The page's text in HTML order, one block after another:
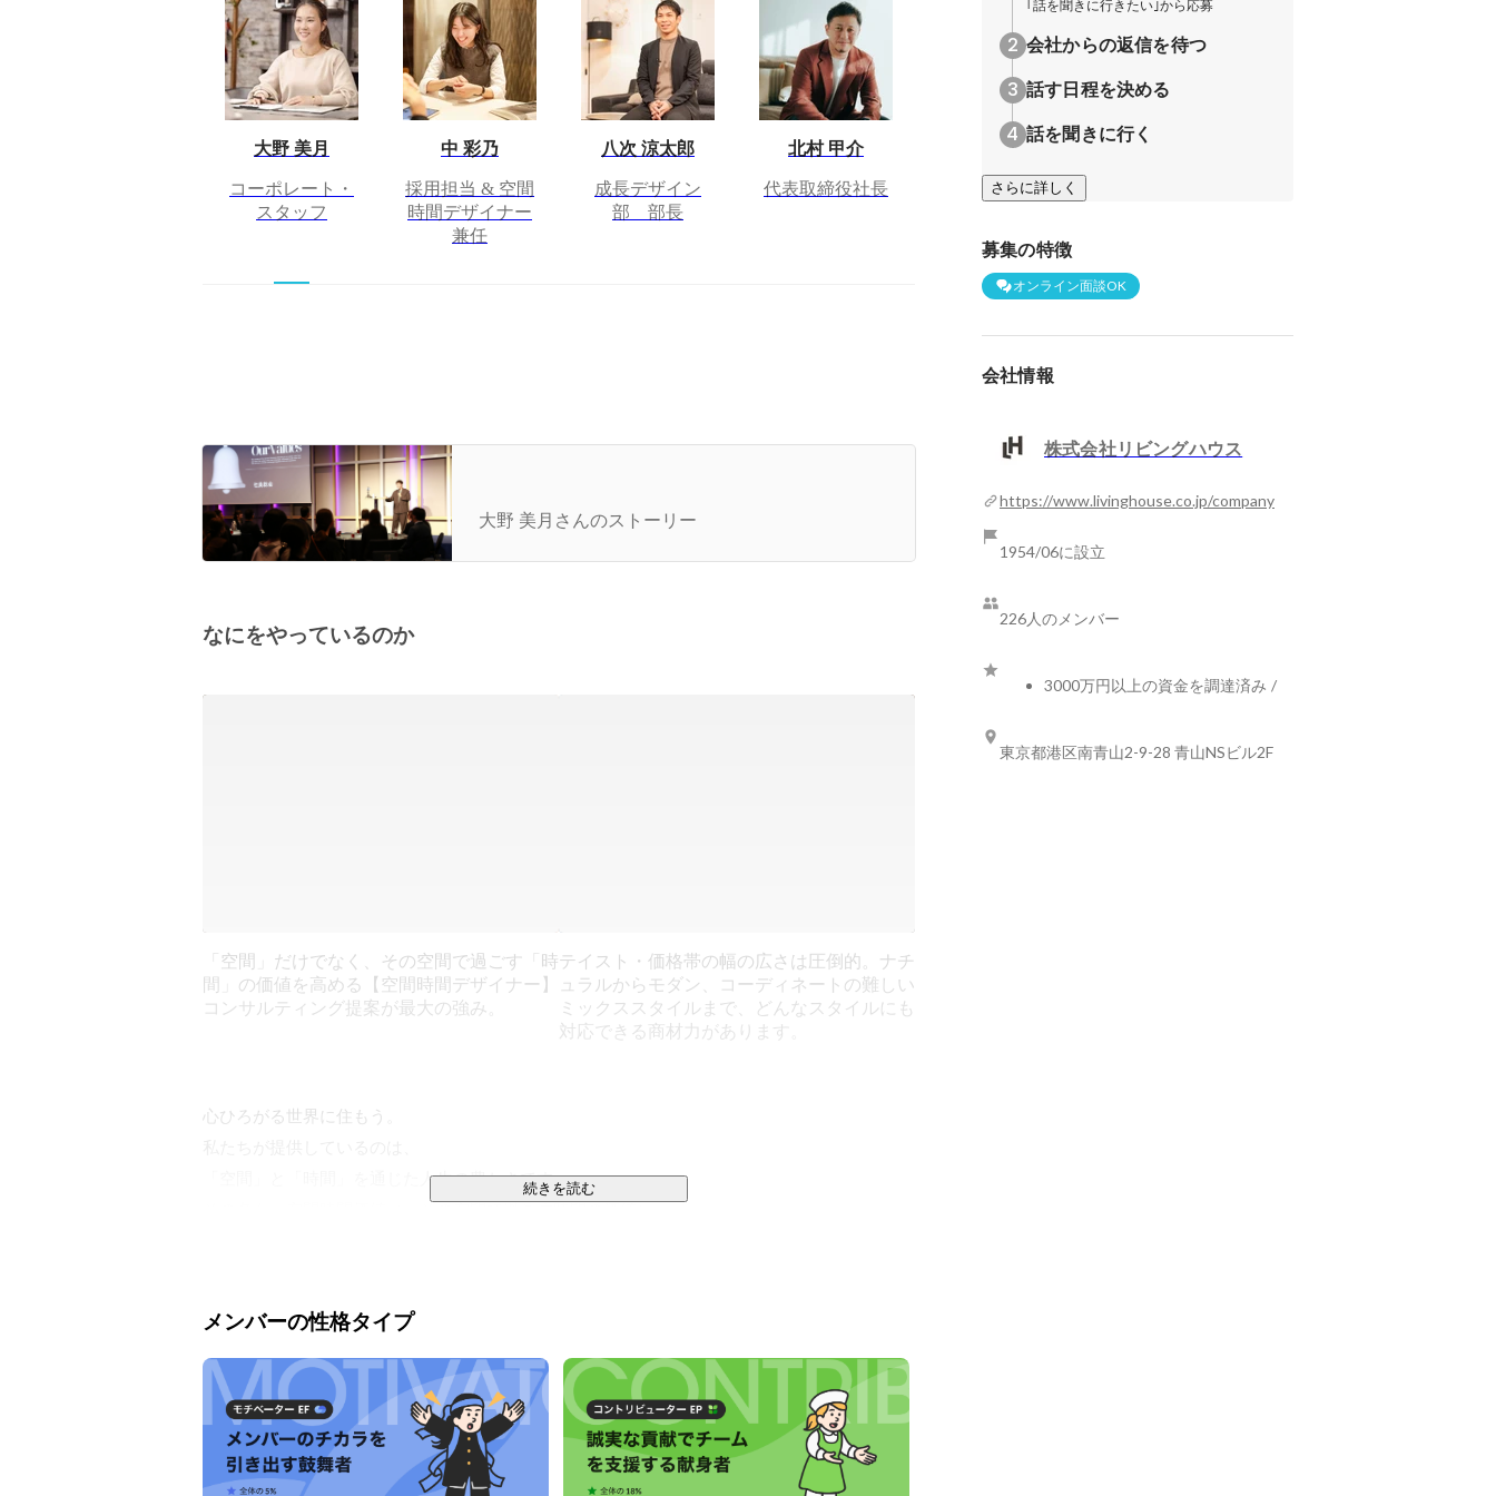
大野 美月
コーポレート・
スタッフ
中 彩乃
採用担当 & 空間
時間デザイナー
兼任
八次 涼太郎
成長デザイン
部 部長
北村 甲介
代表取締役社長
大野 美月さんのストーリー
なにをやっているのか
「空間」だけでなく、その空間で過ごす「時
間」の価値を高める【空間時間デザイナー】
コンサルティング提案が最大の強み。
テイスト・価格帯の幅の広さは圧倒的。ナチ
ュラルからモダン、コーディネートの難しい
ミックススタイルまで、どんなスタイルにも
対応できる商材力があります。
心ひろがる世界に住もう。
「空間」と「時間」を通じた人生の豊かさです。
その名も、空間時間価値（＝その空間で過ごす時間の価値）。
「なんだか、新しい自分に出会えた気がする」
そんな感覚をお客様に届ける仕事です。
事業は大きく分けて4つ
店舗事業（全国40店舗超）
地方創生事業（百貨店再生・地域産品支援等）
続きを読む
メンバーの性格タイプ
｢話を聞きに行きたい｣から応募
会社からの返信を待つ
話す日程を決める
話を聞きに行く
さらに詳しく
募集の特徴
オンライン面談OK
会社情報
株式会社リビングハウス
https://www.livinghouse.co.jp/company
1954/06に設立
226人のメンバー
3000万円以上の資金を調達済み /
東京都港区南青山2-9-28 青山NSビル2F